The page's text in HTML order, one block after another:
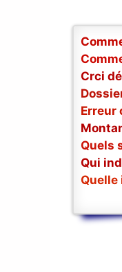
Crci
Erreur
Quels
Qui
Quelle